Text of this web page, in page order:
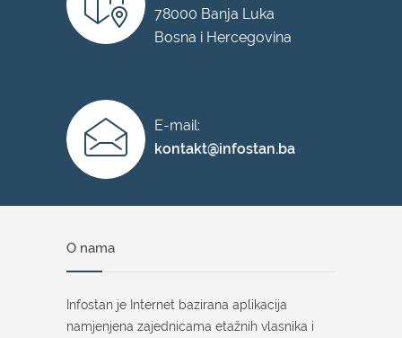
78000 Banja Luka
Bosna i Hercegovina
E-mail:
kontakt@infostan.ba
O nama
Infostan je Internet bazirana aplikacija
namjenjena zajednicama etažnih vlasnika i